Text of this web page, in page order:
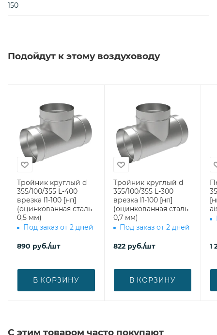
150
Подойдут к этому воздуховоду
Тройник круглый d
355/100/355 L-400
врезка l1-100 [нп]
(оцинкованная сталь
0,5 мм)
Под заказ от 2 дней
890 руб./шт
В КОРЗИНУ
Тройник круглый d
355/100/355 L-300
врезка l1-100 [нп]
(оцинкованная сталь
0,7 мм)
Под заказ от 2 дней
822 руб./шт
В КОРЗИНУ
1
С этим товаром часто покупают